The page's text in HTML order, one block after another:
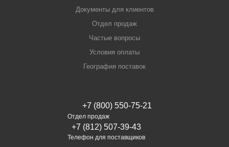
Документы для клиентов
Отдел продаж
Частые вопросы
Условия оплаты
География поставок
+7 (800) 550-75-21
Отдел продаж
+7 (812) 507-39-43
Телефон для поставщиков